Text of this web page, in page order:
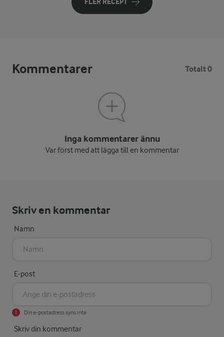
FLER RECEPT
Kommentarer Totalt 0
Inga kommentarer ännu
Var först med att lägga till en kommentar
Skriv en kommentar
Namn
E-post
Din e-postadress syns inte
Skriv din kommentar